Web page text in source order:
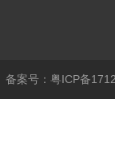
备案号：粤ICP备